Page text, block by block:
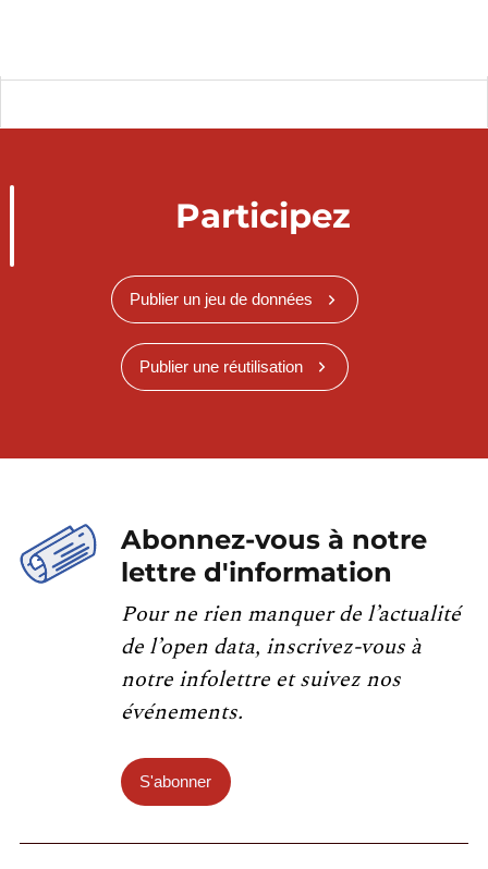
Participez
Publier un jeu de données
Publier une réutilisation
Abonnez-vous à notre
lettre d'information
Pour ne rien manquer de l’actualité
de l’open data, inscrivez-vous à
notre infolettre et suivez nos
événements.
S'abonner